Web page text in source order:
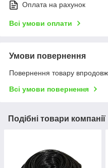
Оплата на рахунок
Всі умови оплати
Умови повернення
Повернення товару
Всі умови повернення
Подібні товари компанії